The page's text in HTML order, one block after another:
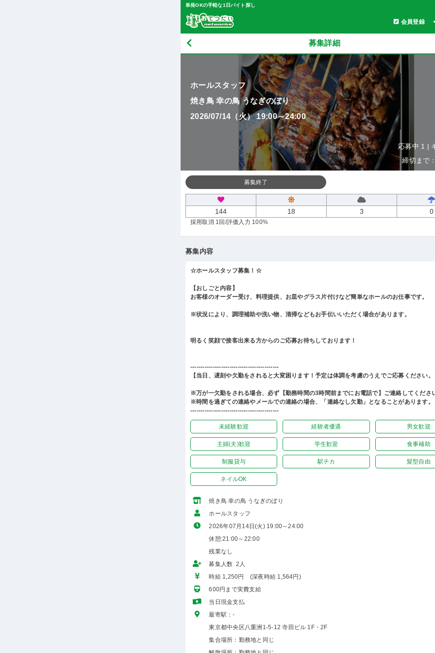
単発OKの手軽な1日バイト探し
会員登録
募集詳細
ホールスタッフ
焼き鳥 幸の鳥 うなぎのぼり
2026/07/14（火） 19:00～24:00
応募中 1 |
締切まで
募集終了
144 18 3 0
採用取消 1回 /評価入力 100%
募集内容
☆ホールスタッフ募集！☆
【おしごと内容】
お客様のオーダー受け、料理提供、お皿やグラス片付けなど簡単なホールのお仕事です。
※状況により、調理補助や洗い物、清掃などもお手伝いいただく場合があります。
明るく笑顔で接客出来る方からのご応募お待ちしております！
-------------------------------------------
【当日、遅刻や欠勤をされると大変困ります！予定は体調を考慮のうえでご応募ください
※万が一欠勤をされる場合、必ず【勤務時間の3時間前までにお電話で】ご連絡してくださ
※時間を過ぎての連絡やメールでの連絡の場合、「連絡なし欠勤」となることがあります。
-------------------------------------------
未経験歓迎 経験者優遇 男女歓迎
主婦(夫)歓迎 学生歓迎 食事補助
制服貸与 駅チカ 髪型自由
ネイルOK
焼き鳥 幸の鳥 うなぎのぼり
ホールスタッフ
2026年07月14日(火) 19:00～24:00
休憩:21:00～22:00
残業なし
募集人数 2人
時給 1,250円 (深夜時給 1,564円)
600円まで実費支給
当日現金支払
最寄駅：-
東京都中央区八重洲1-5-12 寺田ビル 1F・2F
集合場所：勤務地と同じ